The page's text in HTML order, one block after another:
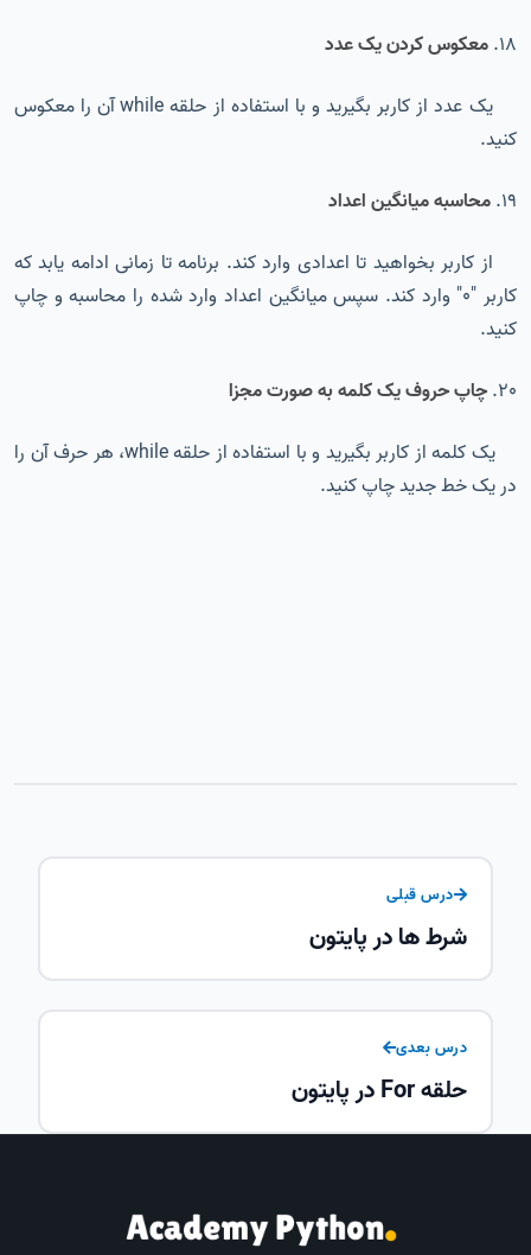
18. معکوس کردن یک عدد
یک عدد از کاربر بگیرید و با استفاده از حلقه while آن را معکوس
کنید.
19. محاسبه میانگین اعداد
از کاربر بخواهید تا اعدادی وارد کند. برنامه تا زمانی ادامه یابد که
کاربر "0" وارد کند. سپس میانگین اعداد وارد شده را محاسبه و چاپ
کنید.
20. چاپ حروف یک کلمه به صورت مجزا
یک کلمه از کاربر بگیرید و با استفاده از حلقه while، هر حرف آن را
در یک خط جدید چاپ کنید.
درس قبلی
شرط ها در پایتون
درس بعدی
حلقه For در پایتون